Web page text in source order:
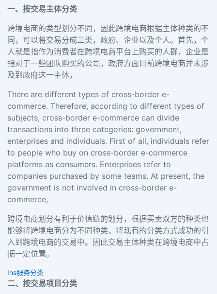
一、按交易主体分类
跨境电商的类型划分不同，因此跨境电商根据主体种类的不
同，可以将交易分成三类，政府、企业以及个人。首先，个
人就是指作为消费者在跨境电商平台上购买的人群，企业是
指对于一些团队购买的公司，政府方面目前跨境电商并未涉
及到政府这一主体，
There are different types of cross-border e-
commerce. Therefore, according to different types of
subjects, cross-border e-commerce can divide
transactions into three categories: government,
enterprises and individuals. First of all, individuals refer
to people who buy on cross-border e-commerce
platforms as consumers. Enterprises refer to
companies purchased by some teams. At present, the
government is not involved in cross-border e-
commerce,
跨境电商划分有利于价值链的划分，根据买卖双方的种类也
能够将跨境电商分为不同种类，将现有的分类方式成功的引
入到跨境电商的交易中。因此交易主体种类在跨境电商中占
据一定位置。
Ins服务分类
二、按交易项目分类